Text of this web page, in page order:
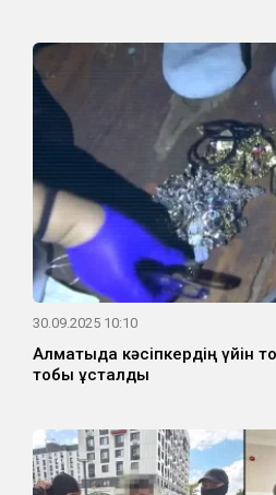
30.09.2025 10:10
Алматыда кәсіпкердің үйін
тобы ұсталды